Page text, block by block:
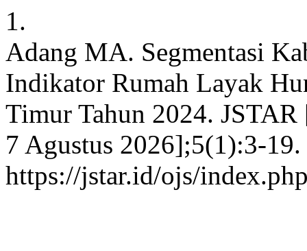
1.
Adang MA. Segmentasi
Indikator Rumah Layak
Timur Tahun 2024.
7 Agustus 2026];5(1):3-19.
https://jstar.id/ojs/